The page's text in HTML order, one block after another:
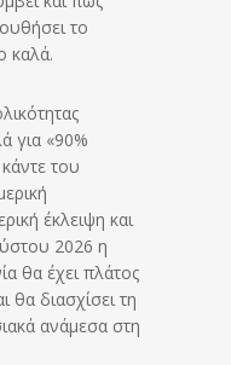
το
καλά.
για «90%
του
έκλειψη και
2026 η
θα έχει πλάτος
θα διασχίσει τη
ανάμεσα στη